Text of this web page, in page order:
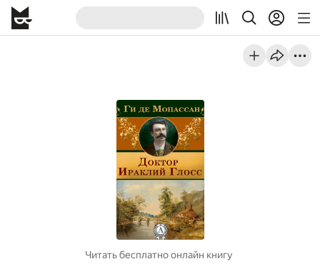
Читать бесплатно онлайн книгу